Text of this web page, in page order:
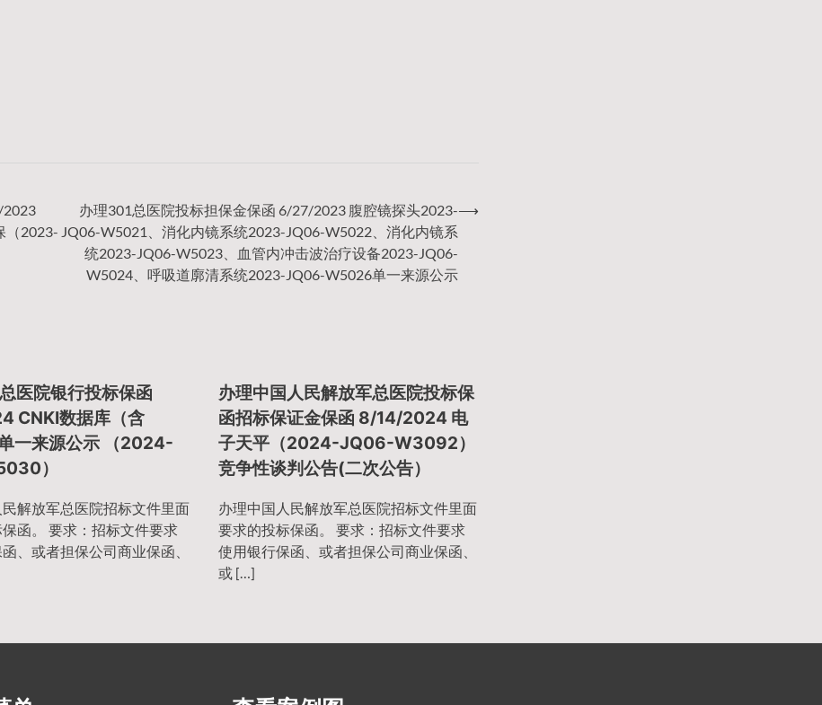
2023
（2023-
办理301总医院投标担保金保函 6/27/2023 腹腔镜探头2023-
JQ06-W5021、消化内镜系统2023-JQ06-W5022、消化内镜系
统2023-JQ06-W5023、血管内冲击波治疗设备2023-JQ06-
W5024、呼吸道廓清系统2023-JQ06-W5026单一来源公示
⟶
医院银行投标保函
CNKI数据库（含
一来源公示 （2024-
）
解放军总医院招标文件里面
函。 要求：招标文件要求
、或者担保公司商业保函、
办理中国人民解放军总医院投标保
函招标保证金保函 8/14/2024 电
子天平（2024-JQ06-W3092）
竞争性谈判公告(二次公告）
办理中国人民解放军总医院招标文件里面
要求的投标保函。 要求：招标文件要求
使用银行保函、或者担保公司商业保函、
或 […]